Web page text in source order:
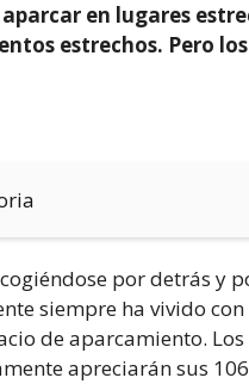
en lugares
estrechos. Pero
por detrás y
siempre ha vivido
de aparcamiento.
apreciarán sus